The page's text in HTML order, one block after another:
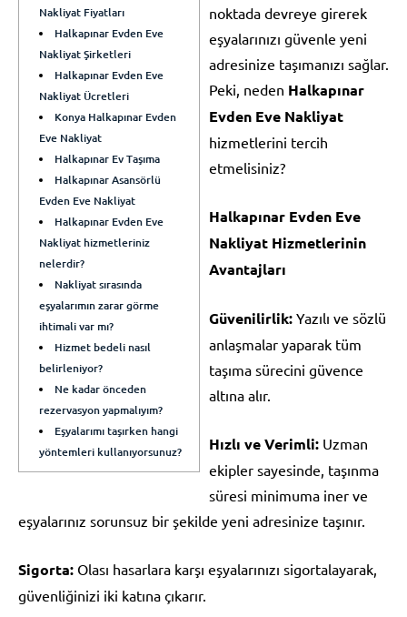
Nakliyat Fiyatları
Halkapınar Evden Eve
Nakliyat Şirketleri
Halkapınar Evden Eve
Nakliyat Ücretleri
Konya Halkapınar Evden
Eve Nakliyat
Halkapınar Ev Taşıma
Halkapınar Asansörlü
Evden Eve Nakliyat
Halkapınar Evden Eve
Nakliyat hizmetleriniz
nelerdir?
Nakliyat sırasında
eşyalarımın zarar görme
ihtimali var mı?
Hizmet bedeli nasıl
belirleniyor?
Ne kadar önceden
rezervasyon yapmalıyım?
Eşyalarımı taşırken hangi
yöntemleri kullanıyorsunuz?
noktada devreye girerek
eşyalarınızı güvenle yeni
adresinize taşımanızı sağlar.
Peki, neden Halkapınar
Evden Eve Nakliyat
hizmetlerini tercih
etmelisiniz?
Halkapınar Evden Eve
Nakliyat Hizmetlerinin
Avantajları
Güvenilirlik: Yazılı ve sözlü
anlaşmalar yaparak tüm
taşıma sürecini güvence
altına alır.
Hızlı ve Verimli: Uzman
ekipler sayesinde, taşınma
süresi minimuma iner ve
eşyalarınız sorunsuz bir şekilde yeni adresinize taşınır.
Sigorta: Olası hasarlara karşı eşyalarınızı sigortalayarak,
güvenliğinizi iki katına çıkarır.